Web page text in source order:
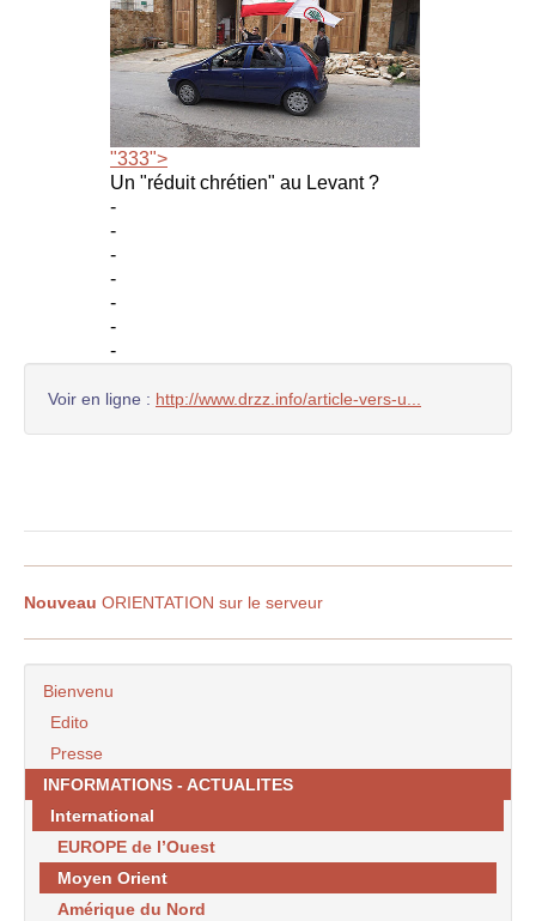
"333">
Un "réduit chrétien" au Levant ?
-
-
-
-
-
-
-
Voir en ligne : http://www.drzz.info/article-vers-u...
Nouveau ORIENTATION sur le serveur
Bienvenu
Edito
Presse
INFORMATIONS - ACTUALITES
International
EUROPE de l’Ouest
Moyen Orient
Amérique du Nord